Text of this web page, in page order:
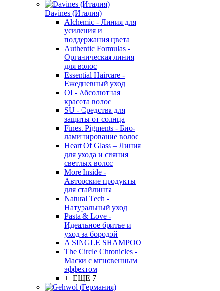
Davines (Италия)
Alchemic - Линия для
усиления и
поддержания цвета
Authentic Formulas -
Органическая линия
для волос
Essential Haircare -
Eжедневный уход
OI - Абсолютная
красота волос
SU - Средства для
защиты от солнца
Finest Pigments - Био-
ламинирование волос
Heart Of Glass – Линия
для ухода и сияния
светлых волос
More Inside -
Авторские продукты
для стайлинга
Natural Tech -
Натуральный уход
Pasta & Love -
Идеальное бритье и
уход за бородой
A SINGLE SHAMPOO
The Circle Chronicles -
Маски с мгновенным
эффектом
+ ЕЩЕ 7